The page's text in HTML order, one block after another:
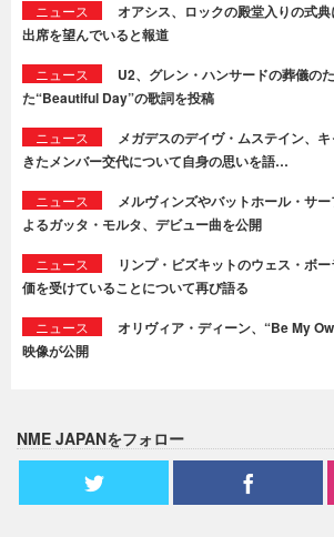
ニュース
オアシス、ロックの殿堂入りの式
出席を望んでいると報道
ニュース
U2、グレン・ハンサードの葬儀の
た“Beautiful Day”の歌詞を投稿
ニュース
メガデスのデイヴ・ムステイン、
きたメンバー交代について自身の思いを語…
ニュース
メルヴィンズやバットホール・サ
よるガッタ・モルタ、デビュー曲を公開
ニュース
リンプ・ビズキットのウェス・ボ
価を受けていることについて再び語る
ニュース
オリヴィア・ディーン、“Be My
映像が公開
NME JAPANをフォロー